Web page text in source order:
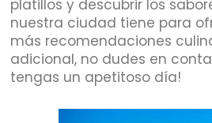
platillos y descubrir los
nuestra ciudad tiene para
más recomendaciones
adicional, no dudes en
tengas un apetitoso día!